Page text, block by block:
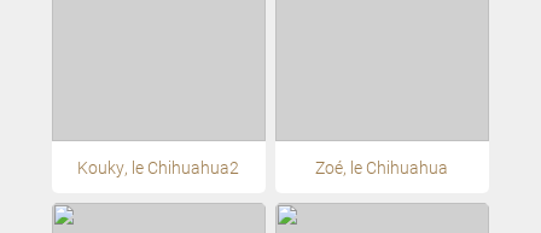
Kouky, le Chihuahua2 Zoé, le Chihuahua